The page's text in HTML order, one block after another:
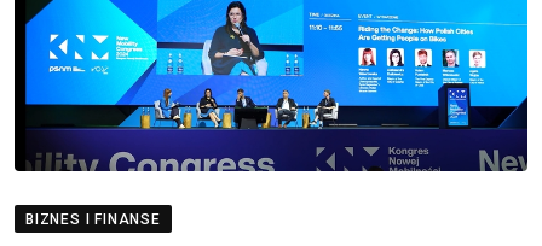
BIZNES I FINANSE